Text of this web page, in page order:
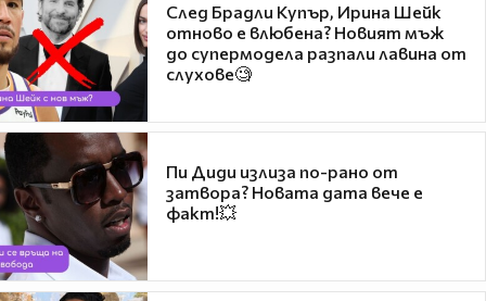
След Брадли Купър, Ирина Шейк
отново е влюбена? Новият мъж
до супермодела разпали лавина от
слухове🧐
Пи Диди излиза по-рано от
затвора? Новата дата вече е
факт!💥